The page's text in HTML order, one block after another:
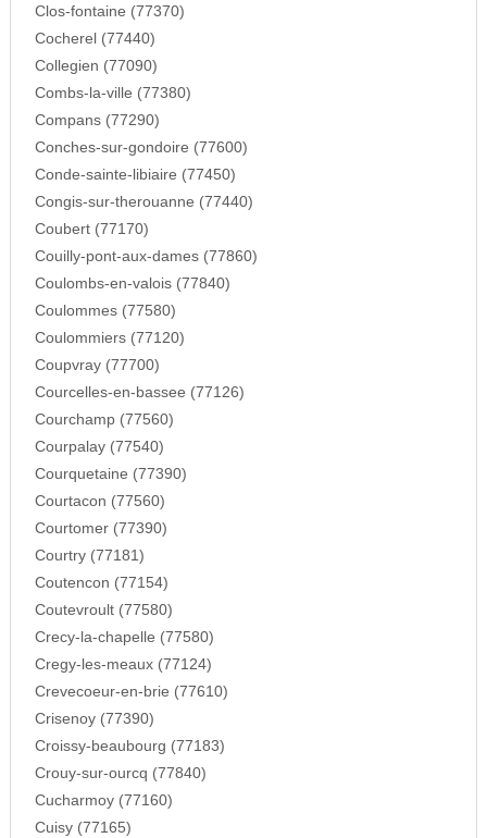
Clos-fontaine (77370)
Cocherel (77440)
Collegien (77090)
Combs-la-ville (77380)
Compans (77290)
Conches-sur-gondoire (77600)
Conde-sainte-libiaire (77450)
Congis-sur-therouanne (77440)
Coubert (77170)
Couilly-pont-aux-dames (77860)
Coulombs-en-valois (77840)
Coulommes (77580)
Coulommiers (77120)
Coupvray (77700)
Courcelles-en-bassee (77126)
Courchamp (77560)
Courpalay (77540)
Courquetaine (77390)
Courtacon (77560)
Courtomer (77390)
Courtry (77181)
Coutencon (77154)
Coutevroult (77580)
Crecy-la-chapelle (77580)
Cregy-les-meaux (77124)
Crevecoeur-en-brie (77610)
Crisenoy (77390)
Croissy-beaubourg (77183)
Crouy-sur-ourcq (77840)
Cucharmoy (77160)
Cuisy (77165)